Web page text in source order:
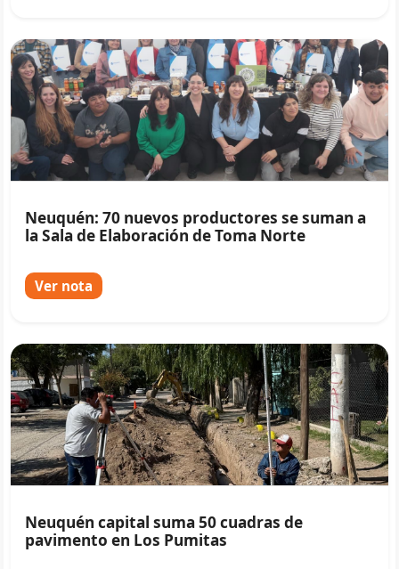
Neuquén: 70 nuevos productores se suman a
la Sala de Elaboración de Toma Norte
Ver nota
Neuquén capital suma 50 cuadras de
pavimento en Los Pumitas